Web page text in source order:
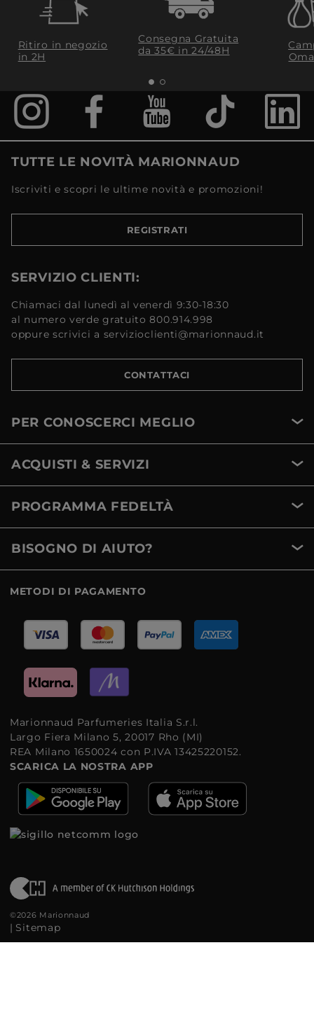
Ritiro in negozio
in 2H
Consegna Gratuita
da 35€​ in 24/48H
TUTTE LE NOVITÀ MARIONNAUD
Iscriviti e scopri le ultime novità e promozioni!
REGISTRATI
SERVIZIO CLIENTI:
Chiamaci dal lunedì al venerdì 9:30-18:30
al numero verde gratuito 800.914.998
oppure scrivici a servizioclienti@marionnaud.it
CONTATTACI
PER CONOSCERCI MEGLIO
ACQUISTI & SERVIZI
PROGRAMMA FEDELTÀ
BISOGNO DI AIUTO?
METODI DI PAGAMENTO
Marionnaud Parfumeries Italia S.r.l.
Largo Fiera Milano 5, 20017 Rho (MI)
REA Milano 1650024 con P.IVA 13425220152.
SCARICA LA NOSTRA APP
©2026 Marionnaud
| Sitemap